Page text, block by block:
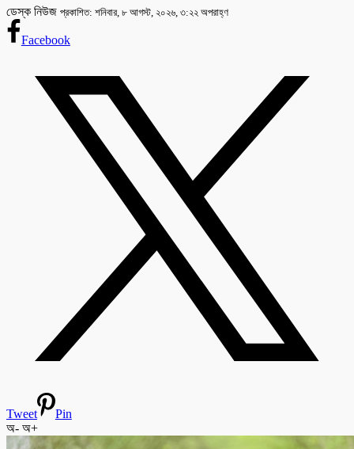
ডেস্ক নিউজ প্রকাশিত: শনিবার, ৮ আগস্ট, ২০২৬, ৩:২২ অপরাহ্ণ
Facebook
Tweet
Pin
অ- অ+